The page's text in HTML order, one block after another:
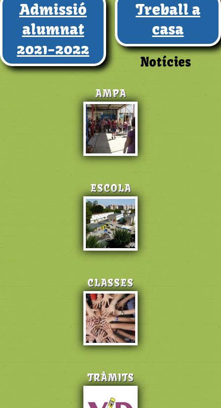
Admissió
alumnat
2021-2022
Treball a
casa
Notícies
AMPA
ESCOLA
CLASSES
TRÀMITS